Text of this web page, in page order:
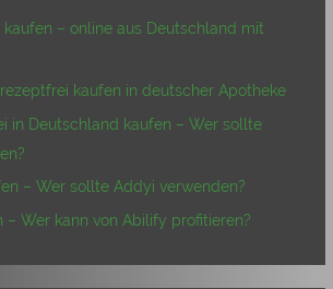
– online aus Deutschland mit
kaufen in deutscher Apotheke
in Deutschland kaufen – Wer sollte
– Wer sollte Addyi verwenden?
– Wer kann von Abilify profitieren?